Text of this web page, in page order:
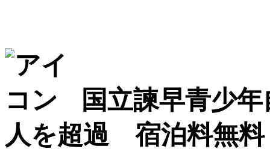
国立諫早青少
人を超過 宿泊料無料